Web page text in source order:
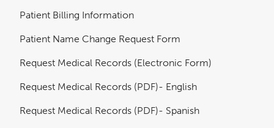
Patient Billing Information
Patient Name Change Request Form
Request Medical Records (Electronic Form)
Request Medical Records (PDF)- English
Request Medical Records (PDF)- Spanish